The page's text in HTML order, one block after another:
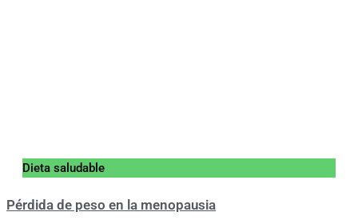
Dieta saludable
Pérdida de peso en la menopausia